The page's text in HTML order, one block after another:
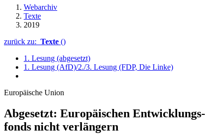
Webarchiv
Texte
2019
zurück zu: Texte ()
1. Lesung (abgesetzt)
1. Lesung (AfD)/2./3. Lesung (FDP, Die Linke)
Europäische Union
Abgesetzt: Europäi­schen Ent­wick­lungs­
fonds nicht verlängern